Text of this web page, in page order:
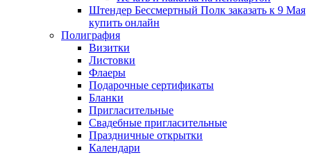
Штендер Бессмертный Полк заказать к 9 Мая
купить онлайн
Полиграфия
Визитки
Листовки
Флаеры
Подарочные сертификаты
Бланки
Пригласительные
Свадебные пригласительные
Праздничные открытки
Календари